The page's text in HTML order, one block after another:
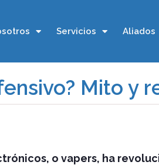
Servicios Aliados
Mito y
o vapers, ha